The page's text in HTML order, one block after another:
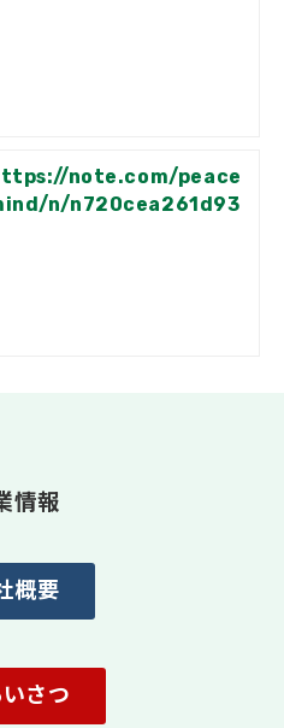
note.com/peace
n/n720cea261d93
情報
概要
さつ